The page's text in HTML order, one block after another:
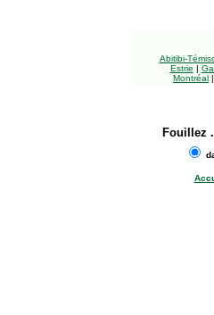
Abitibi-
Estrie |
Montréal |
Fouillez